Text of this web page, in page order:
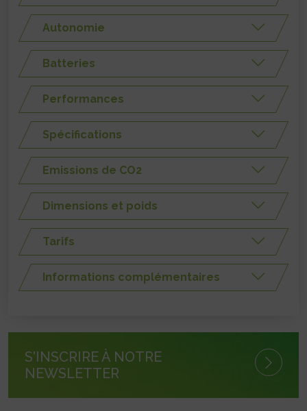
Autonomie
Batteries
Performances
Spécifications
Emissions de CO2
Dimensions et poids
Tarifs
Informations complémentaires
S'INSCRIRE À NOTRE
NEWSLETTER